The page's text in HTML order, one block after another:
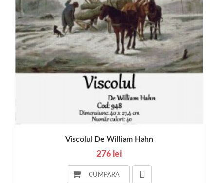
Viscolul De William Hahn
276 lei
CUMPARA